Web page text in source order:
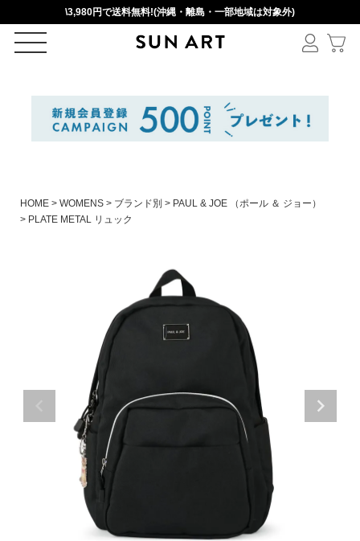
\3,980円で送料無料!(沖縄・離島・一部地域は対象外)
ログイン
新規会員登録
〜
HOME WOMENS ブランド別
PAUL & JOE （ポール ＆ ジョー）
PLATE METAL リュック